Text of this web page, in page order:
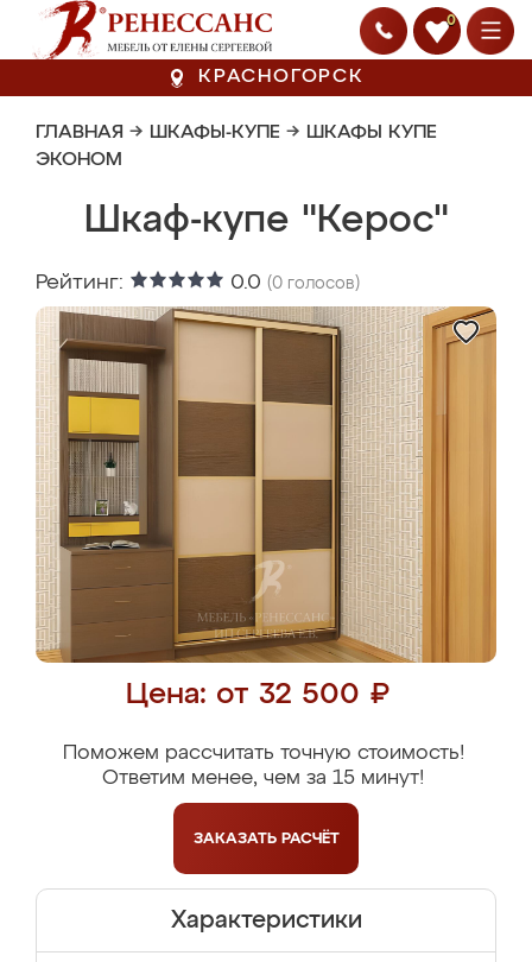
0
КРАСНОГОРСК
ГЛАВНАЯ → ШКАФЫ-КУПЕ → ШКАФЫ КУПЕ
ЭКОНОМ
Шкаф-купе "Керос"
Рейтинг: 0.0 (0 голосов)
Цена: от 32 500 ₽
Поможем рассчитать точную стоимость!
Ответим менее, чем за 15 минут!
ЗАКАЗАТЬ РАСЧЁТ
Характеристики